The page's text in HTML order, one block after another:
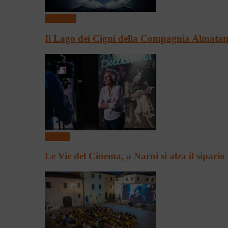
Il Lago dei Cigni della Compagnia
Le Vie del Cinema, a Narni si alza il sipario